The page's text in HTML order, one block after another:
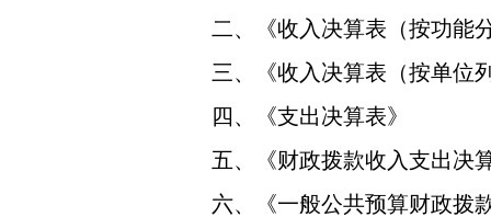
二、《收入决算表（按功能
三、《收入决算表（按单位
四、《支出决算表》
五、《财政拨款收入支出决
六、《一般公共预算财政拨